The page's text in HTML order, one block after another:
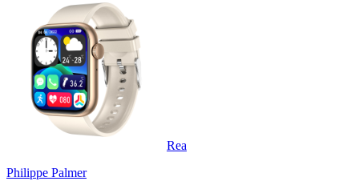
Rea
Philippe Palmer